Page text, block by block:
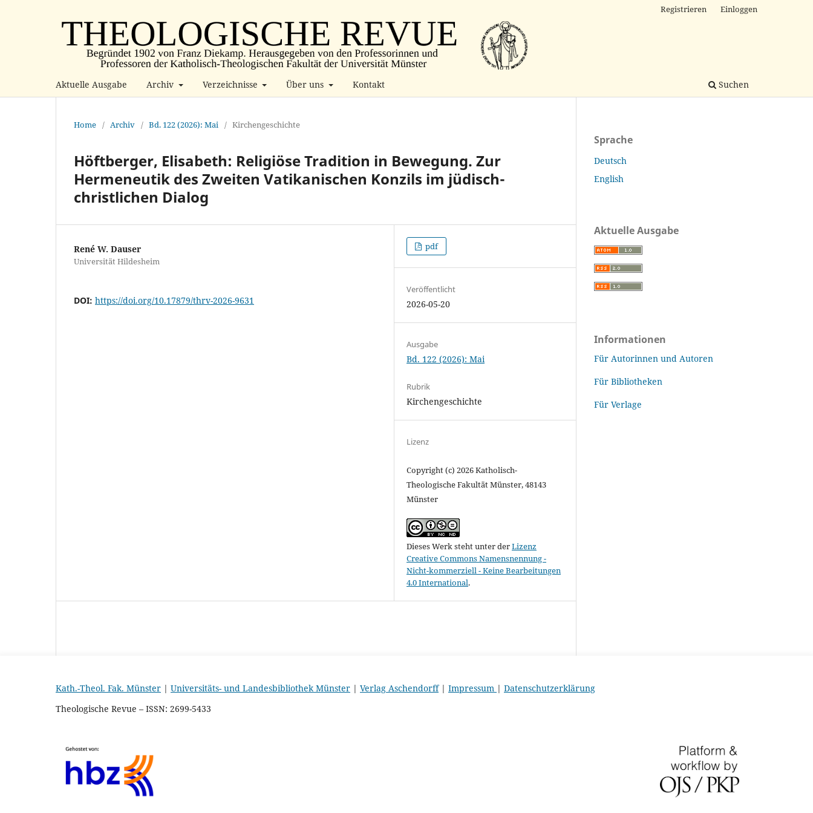
Aktuelle Ausgabe Archiv Verzeichnisse Über uns Kontakt Suchen
Registrieren Einloggen
Home / Archiv / Bd. 122 (2026): Mai / Kirchengeschichte
Höftberger, Elisabeth: Religiöse Tradition in Bewegung. Zur
Hermeneutik des Zweiten Vatikanischen Konzils im jüdisch-
christlichen Dialog
René W. Dauser
Universität Hildesheim
DOI: https://doi.org/10.17879/thrv-2026-9631
pdf
Veröffentlicht
2026-05-20
Ausgabe
Bd. 122 (2026): Mai
Rubrik
Kirchengeschichte
Lizenz
Copyright (c) 2026 Katholisch-
Theologische Fakultät Münster, 48143
Münster
Dieses Werk steht unter derLizenz
Creative Commons Namensnennung -
Nicht-kommerziell - Keine Bearbeitungen
4.0 International.
Sprache
Deutsch
English
Aktuelle Ausgabe
Informationen
Für Autorinnen und Autoren
Für Bibliotheken
Für Verlage
Kath.-Theol. Fak. Münster | Universitäts- und Landesbibliothek Münster | Verlag Aschendorff| Impressum | Datenschutzerklärung
Theologische Revue – ISSN: 2699-5433